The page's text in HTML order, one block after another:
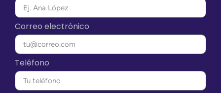
Correo electrónico
Teléfono